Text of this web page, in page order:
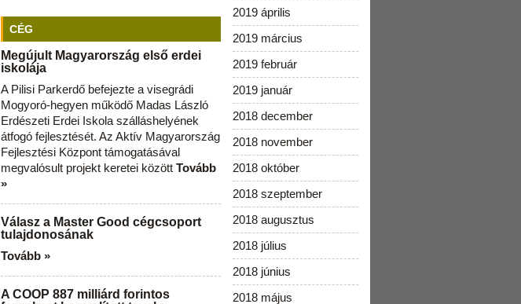
CÉG
Megújult Magyarország első erdei
iskolája
A Pilisi Parkerdő befejezte a visegrádi
Mogyoró-hegyen működő Madas László
Erdészeti Erdei Iskola szálláshelyének
átfogó fejlesztését. Az Aktív Magyarország
Fejlesztési Központ támogatásával
megvalósult projekt keretei között Tovább
»
Válasz a Master Good cégcsoport
tulajdonosának
Tovább »
A COOP 887 milliárd forintos
2019 április
2019 március
2019 február
2019 január
2018 december
2018 november
2018 október
2018 szeptember
2018 augusztus
2018 július
2018 június
2018 május